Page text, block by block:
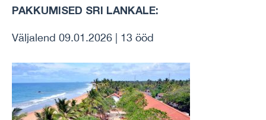
PAKKUMISED SRI LANKALE:
Väljalend 09.01.2026 | 13 ööd